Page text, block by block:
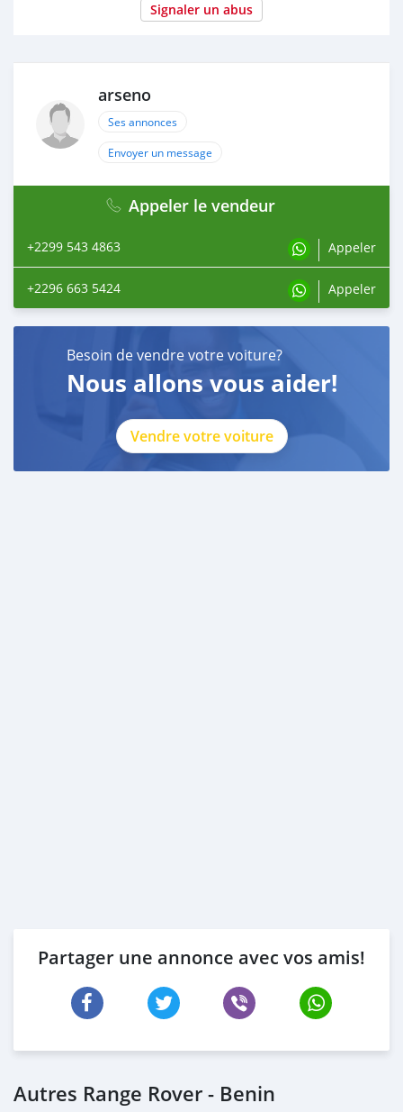
Signaler un abus
arseno
Ses annonces
Envoyer un message
Appeler le vendeur
+2299 543 4863 Appeler
+2296 663 5424 Appeler
Besoin de vendre votre voiture?
Nous allons vous aider!
Vendre votre voiture
Partager une annonce avec vos amis!
Autres Range Rover - Benin